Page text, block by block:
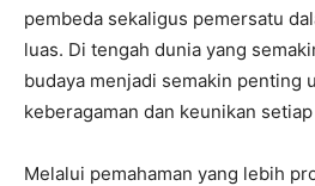
pembeda sekaligus pemersatu
luas. Di tengah dunia yang
budaya menjadi semakin penting
keberagaman dan keunikan
Melalui pemahaman yang lebih